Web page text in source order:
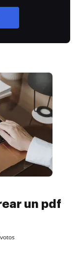
un pdf